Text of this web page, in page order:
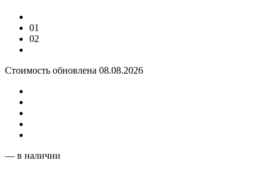
01
02
Стоимость обновлена 08.08.2026
— в наличии